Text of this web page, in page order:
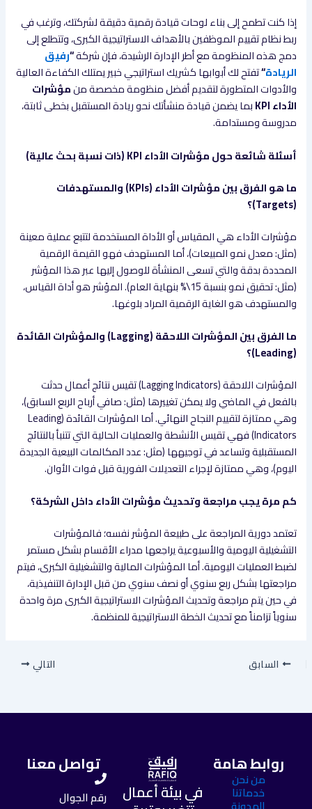
إذا كنت تطمح إلى بناء لوحات قيادة رقمية دقيقة لشركتك، وترغب في
ربط نظام تقييم الموظفين بالأهداف الاستراتيجية الكبرى، وتتطلع إلى
دمج هذه المنظومة مع أطر الإدارة الرشيدة، فإن شركة“رفيق
الريادة“تفتح لك أبوابها كشريك استراتيجي خبير يمتلك الكفاءة العالية
والأدوات المتطورة لتقديم أفضل منظومة مخصصة منمؤشرات
الأداء KPI
بما يضمن قيادة منشأتك نحو ريادة المستقبل بخطى ثابتة،
مدروسة ومستدامة.
أسئلة شائعة حول مؤشرات الأداء KPI (ذات نسبة بحث عالية)
ما هو الفرق بين مؤشرات الأداء (KPIs) والمستهدفات
(Targets)؟
مؤشرات الأداء هي المقياس أو الأداة المستخدمة لتتبع عملية معينة
(مثل: معدل نمو المبيعات)، أما المستهدف فهو القيمة الرقمية
المحددة بدقة والتي تسعى المنشأة للوصول إليها عبر هذا المؤشر
(مثل: تحقيق نمو بنسبة 15\% بنهاية العام). المؤشر هو أداة القياس،
والمستهدف هو الغاية الرقمية المراد بلوغها.
ما الفرق بين المؤشرات اللاحقة (Lagging) والمؤشرات القائدة
(Leading)؟
المؤشرات اللاحقة (Lagging Indicators) تقيس نتائج أعمال حدثت
بالفعل في الماضي ولا يمكن تغييرها (مثل: صافي أرباح الربع السابق)،
وهي ممتازة لتقييم النجاح النهائي. أما المؤشرات القائدة (Leading
Indicators) فهي تقيس الأنشطة والعمليات الحالية التي تتنبأ بالنتائج
المستقبلية وتساعد في توجيهها (مثل: عدد المكالمات البيعية الجديدة
اليوم)، وهي ممتازة لإجراء التعديلات الفورية قبل فوات الأوان.
كم مرة يجب مراجعة وتحديث مؤشرات الأداء داخل الشركة؟
تعتمد دورية المراجعة على طبيعة المؤشر نفسه؛ فالمؤشرات
التشغيلية اليومية والأسبوعية يراجعها مدراء الأقسام بشكل مستمر
لضبط العمليات اليومية. أما المؤشرات المالية والتشغيلية الكبرى، فيتم
مراجعتها بشكل ربع سنوي أو نصف سنوي من قبل الإدارة التنفيذية،
في حين يتم مراجعة وتحديث المؤشرات الاستراتيجية الكبرى مرة واحدة
سنوياً تزامناً مع تحديث الخطة الاستراتيجية للمنظمة.
السابق التالي
روابط هامة
من نحن
خدماتنا في بيئة أعمال
تواصل معنا
رقم الجوال